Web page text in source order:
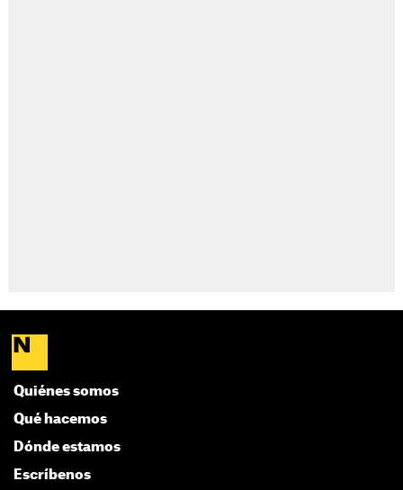
Quiénes somos
Qué hacemos
Dónde estamos
Escríbenos